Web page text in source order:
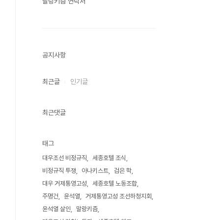
공지사항
최근글 인기글
최근댓글
태그
대우조선 비정규직
세종호텔 조식
비정규직 투쟁
아나키스트
검은 학
대우 거제통영고성
세종호텔 노동조합
주명건
윤석열
거제통영고성 조선하청지회
윤석열 살인
말랑키즘